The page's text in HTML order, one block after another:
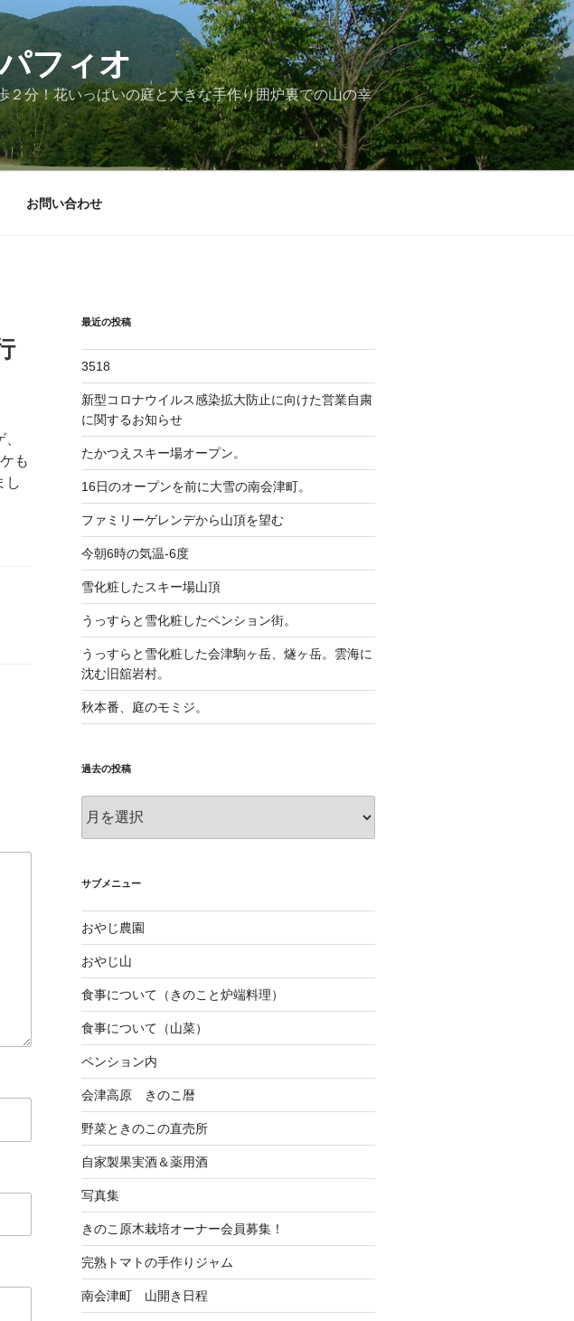
フィオ
分！花いっぱいの庭と大きな手作り囲炉裏での山の幸
お問い合わせ
も
し
最近の投稿
3518
新型コロナウイルス感染拡大防止に向けた営業自粛
に関するお知らせ
たかつえスキー場オープン。
16日のオープンを前に大雪の南会津町。
ファミリーゲレンデから山頂を望む
今朝6時の気温-6度
雪化粧したスキー場山頂
うっすらと雪化粧したペンション街。
うっすらと雪化粧した会津駒ヶ岳、燧ヶ岳。雲海に
沈む旧舘岩村。
秋本番、庭のモミジ。
過去の投稿
去
稿
サブメニュー
おやじ農園
おやじ山
食事について（きのこと炉端料理）
食事について（山菜）
ペンション内
会津高原 きのこ暦
野菜ときのこの直売所
自家製果実酒＆薬用酒
写真集
きのこ原木栽培オーナー会員募集！
完熟トマトの手作りジャム
南会津町 山開き日程